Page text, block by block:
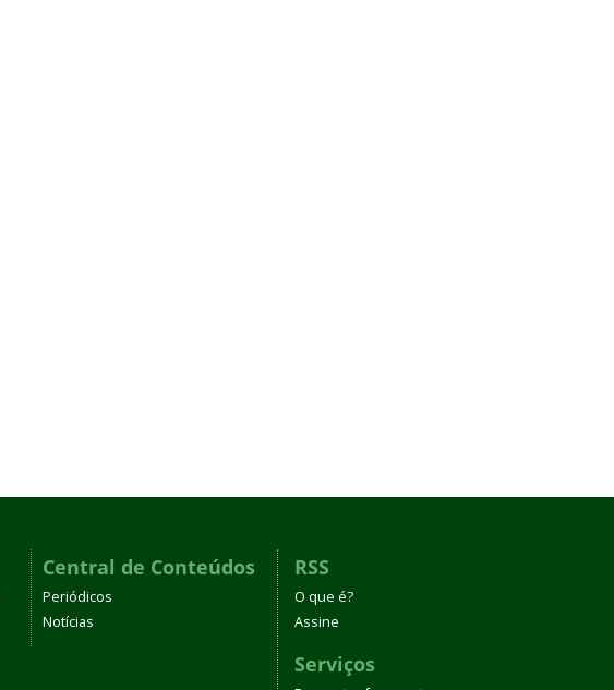
Central de Conteúdos
Periódicos
Notícias
RSS
O que é?
Assine
Serviços